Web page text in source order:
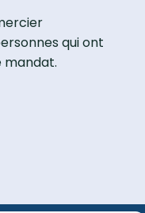
qui ont
mandat.